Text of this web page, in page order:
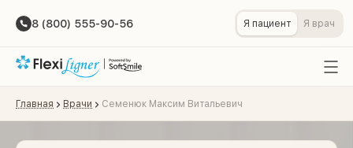
8 (800) 555-90-56 Я пациент Я врач
Главная Врачи Семенюк Максим Витальевич